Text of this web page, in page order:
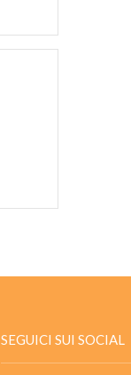
SEGUICI SUI SOCIAL